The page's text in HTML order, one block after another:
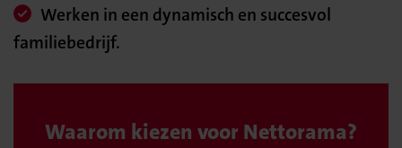
Werken in een dynamisch en succesvol
familiebedrijf.
Waarom kiezen voor Nettorama?